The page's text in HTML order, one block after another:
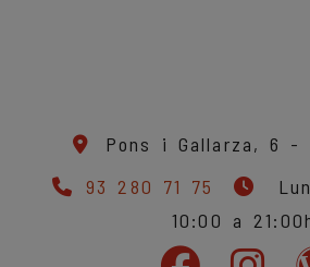
Pons i Gallarza, 6 -
93 280 71 75
10:00 a